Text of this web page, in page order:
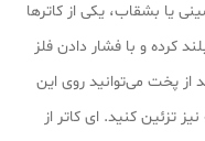
یا بشقاب، یکی از کاتر‌ها
کرده و با فشار دادن فلز
از پخت می‌توانید روی این
تزئین کنید. ای کاتر از